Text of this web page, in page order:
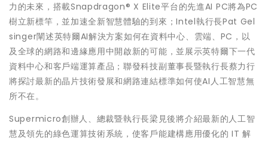
力的未來，搭載Snapdragon® X Elite平台的先進AI PC將為PC
樹立新標竿，並加速全新智慧體驗的到來；Intel執行長Pat Gel
singer闡述英特爾AI解決方案如何在資料中心、雲端、PC，以
及全球的網路和邊緣應用中開啟新的可能，並展示英特爾下一代
資料中心和客戶端運算產品；聯發科技副董事長暨執行長蔡力行
將探討最新的晶片技術發展和網路連結標準如何使AI人工智慧無
所不在。
Supermicro創辦人、總裁暨執行長梁見後將介紹最新的人工智
慧及領先的綠色運算技術系統，使客戶能建構應用優化的 IT 解